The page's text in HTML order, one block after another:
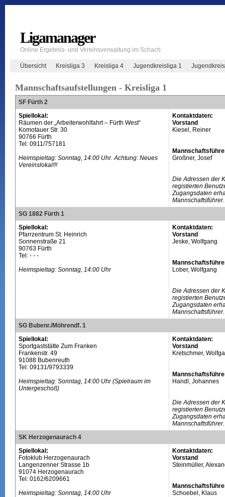
Ligamanager
Online Ergebnis- und Vereinsverwaltung im Schach
Übersicht Kreisliga 3 Kreisliga 4 Jugendkreisliga 1
Mannschaftsaufstellungen - Kreisliga 1
SF Fürth 2
Spiellokal:
Räumen der „Arbeiterwohlfahrt – Fürth West“
Komotauer Str. 30
90766 Fürth
Tel: 0911/757181
Heimspieltag: Sonntag, 14:00 Uhr. Achtung: Neues
Vereinslokal!!!
Kontaktdaten:
Vorstand
Kiesel, Reiner
Großner, Josef
Die Adressen der
registierten
Zugangsdaten
Mannschaftsführer.
SG 1882 Fürth 1
Spiellokal:
Pfarrzentrum St. Heinrich
Sonnenstraße 21
90763 Fürth
Tel: - - -
Heimspieltag: Sonntag, 14:00 Uhr
Kontaktdaten:
Vorstand
Jeske, Wolfgang
Lober, Wolfgang
Die Adressen der
registierten
Zugangsdaten
Mannschaftsführer.
SG Bubenr./Möhrendf. 1
Spiellokal:
Sportgaststätte Zum Franken
Frankenstr. 49
91088 Bubenreuth
Tel: 09131/9793339
Heimspieltag: Sonntag, 14:00 Uhr (Spielraum im
Untergeschoß)
Kontaktdaten:
Vorstand
Kretschmer,
Handl, Johannes
Die Adressen der
registierten
Zugangsdaten
Mannschaftsführer.
SK Herzogenaurach 4
Spiellokal:
Fotoklub Herzogenaurach
Langenzenner Strasse 1b
91074 Herzogenaurach
Tel: 0162/6209661
Heimspieltag: Sonntag, 14:00 Uhr
Kontaktdaten:
Vorstand
Steinmüller,
Schoebel, Klaus